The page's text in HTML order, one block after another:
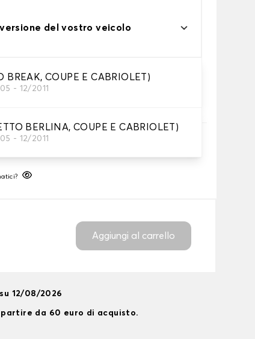
del vostro veicolo
BREAK, COUPE E CABRIOLET)
- 12/2011
BERLINA, COUPE E CABRIOLET)
- 12/2011
tue necessità
Aggiungi al carrello
12/08/2026
da 60 euro di acquisto.